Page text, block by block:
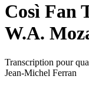
Così Fan
W.A.
Transcription pour
Jean-Michel Ferran